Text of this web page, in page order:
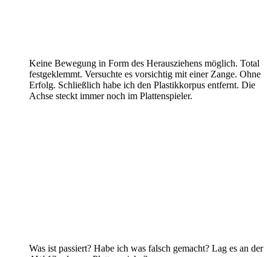
Keine Bewegung in Form des Herausziehens möglich. Total
festgeklemmt. Versuchte es vorsichtig mit einer Zange. Ohne
Erfolg. Schließlich habe ich den Plastikkorpus entfernt. Die
Achse steckt immer noch im Plattenspieler.
Was ist passiert? Habe ich was falsch gemacht? Lag es an der